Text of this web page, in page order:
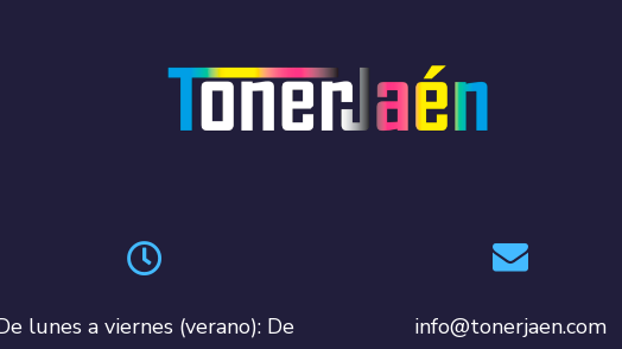
lunes a viernes (verano): De
info@tonerjaen.com